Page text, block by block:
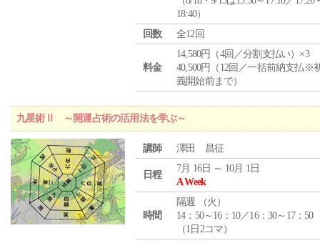
18:40）
回数
全12回
料金
14,580円（4回／分割支払い）×3
40,500円（12回／一括前納支払※
義開始前まで）
九星術Ⅱ ～開運占術の活用法を学ぶ～
講師 澤田 昌征
日程
7月 16日 ～ 10月 1日
A Week
時間
隔週 （火 ）
14：50～16：10／16：30～17：50
（1日2コマ）